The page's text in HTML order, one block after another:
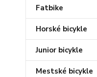
Fatbike
Horské bicykle
Junior bicykle
Mestské bicykle